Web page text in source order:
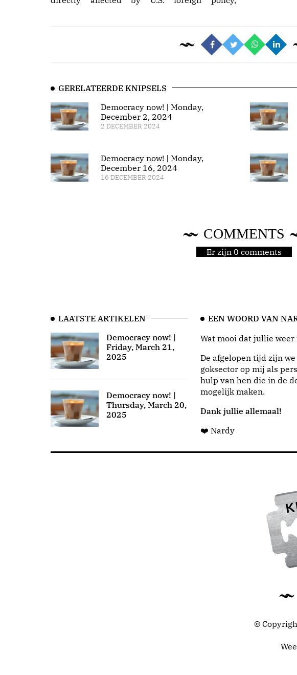
GERELATEERDE KNIPSELS
Democracy now! | Monday,
December 2, 2024
2 DECEMBER 2024
Democracy now! | Monday,
December 16, 2024
16 DECEMBER 2024
COMMENTS
Er zijn 0 comments
LAATSTE ARTIKELEN
Democracy now! |
Friday, March 21,
2025
Democracy now! |
Thursday, March 20,
2025
EEN WOORD VAN
Wat mooi dat jullie
De afgelopen tijd zijn
goksector op mij als
hulp van hen die in de
mogelijk maken.
Dank jullie allemaal!
❤️ Nardy
©